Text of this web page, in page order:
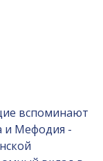
вспоминают
и Мефодия -